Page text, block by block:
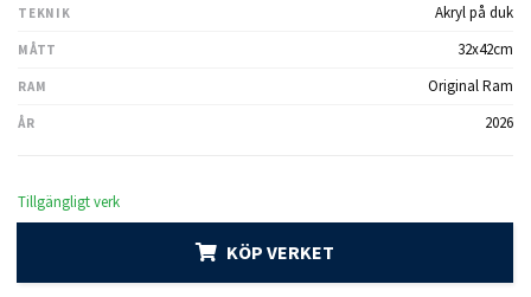
TEKNIK Akryl på duk
MÅTT 32x42cm
RAM Original Ram
ÅR 2026
Tillgängligt verk
KÖP VERKET